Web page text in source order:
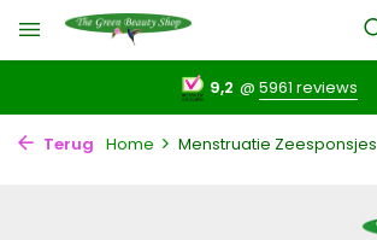
9,2 @5961 reviews
Terug Home Menstruatie Zeesponsjes